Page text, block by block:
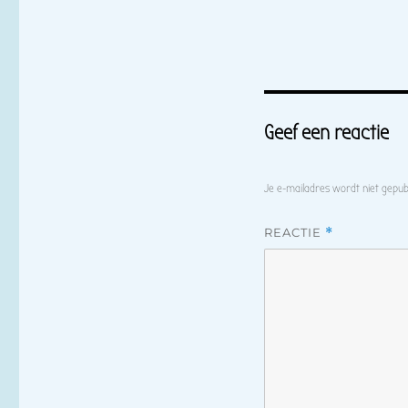
Geef een reactie
Je e-mailadres wordt niet
REACTIE *